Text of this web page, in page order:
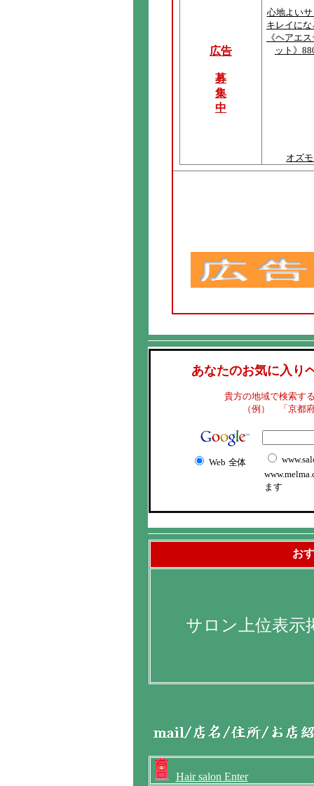
広告
募
集
中
心地よい
キレイに
《ヘアエ
ット》
オズ
あなたのお気に入り
貴方の地域で検索す
（例） 「京都
Web 全体
ます
お
サロン上位表示
Hair salon Enter